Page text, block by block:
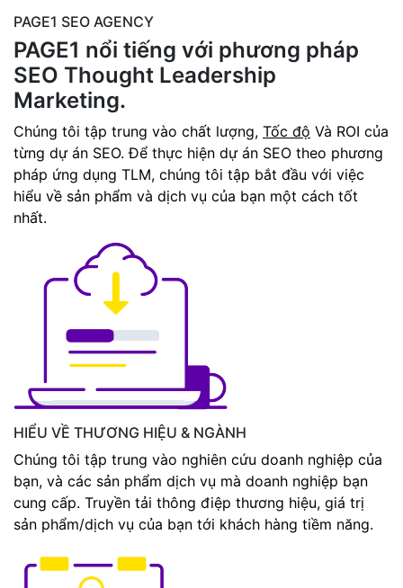
PAGE1 SEO AGENCY
PAGE1 nổi tiếng với phương pháp
SEO Thought Leadership
Marketing.
Chúng tôi tập trung vào chất lượng, Tốc độ Và ROI của
từng dự án SEO. Để thực hiện dự án SEO theo phương
pháp ứng dụng TLM, chúng tôi tập bắt đầu với việc
hiểu về sản phẩm và dịch vụ của bạn một cách tốt
nhất.
HIỂU VỀ THƯƠNG HIỆU & NGÀNH
Chúng tôi tập trung vào nghiên cứu doanh nghiệp của
bạn, và các sản phẩm dịch vụ mà doanh nghiệp bạn
cung cấp. Truyền tải thông điệp thương hiệu, giá trị
sản phẩm/dịch vụ của bạn tới khách hàng tiềm năng.